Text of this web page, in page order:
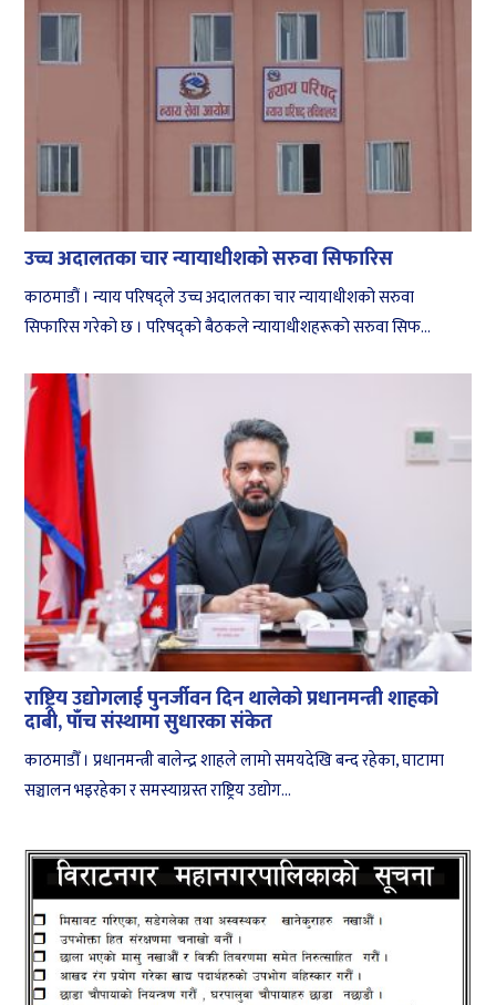
उच्च अदालतका चार न्यायाधीशको सरुवा सिफारिस
काठमाडौं । न्याय परिषद्ले उच्च अदालतका चार न्यायाधीशको सरुवा
सिफारिस गरेको छ । परिषद्‌को बैठकले न्यायाधीशहरूको सरुवा सिफ...
राष्ट्रिय उद्योगलाई पुनर्जीवन दिन थालेको प्रधानमन्त्री शाहको
दाबी, पाँच संस्थामा सुधारका संकेत
काठमाडौँ । प्रधानमन्त्री बालेन्द्र शाहले लामो समयदेखि बन्द रहेका, घाटामा
सञ्चालन भइरहेका र समस्याग्रस्त राष्ट्रिय उद्योग...